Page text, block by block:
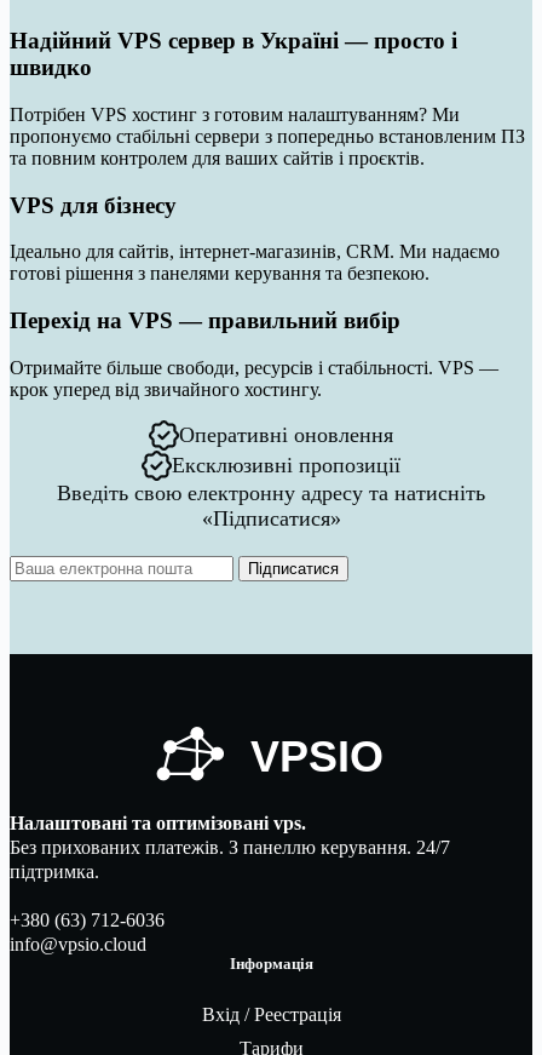
Надійний VPS сервер в Україні — просто і
швидко
Потрібен VPS хостинг з готовим налаштуванням? Ми
пропонуємо стабільні сервери з попередньо встановленим ПЗ
та повним контролем для ваших сайтів і проєктів.
VPS для бізнесу
Ідеально для сайтів, інтернет-магазинів, CRM. Ми надаємо
готові рішення з панелями керування та безпекою.
Перехід на VPS — правильний вибір
Отримайте більше свободи, ресурсів і стабільності. VPS —
крок уперед від звичайного хостингу.
Оперативні оновлення
Ексклюзивні пропозиції
Введіть свою електронну адресу та натисніть
«Підписатися»
Підписатися
Налаштовані та оптимізовані vps.
Без прихованих платежів. З панеллю керування. 24/7
підтримка.
+380 (63) 712-6036
info@vpsio.cloud
Інформація
Вхід / Реестрація
Тарифи